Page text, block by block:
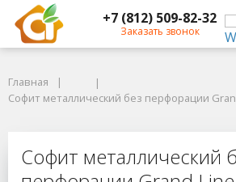
+7 (812) 509-82-32
Заказать звонок
Софит металлический без перфорации
Софит
Главная
Софит металлический без перфорации
Софит металлический